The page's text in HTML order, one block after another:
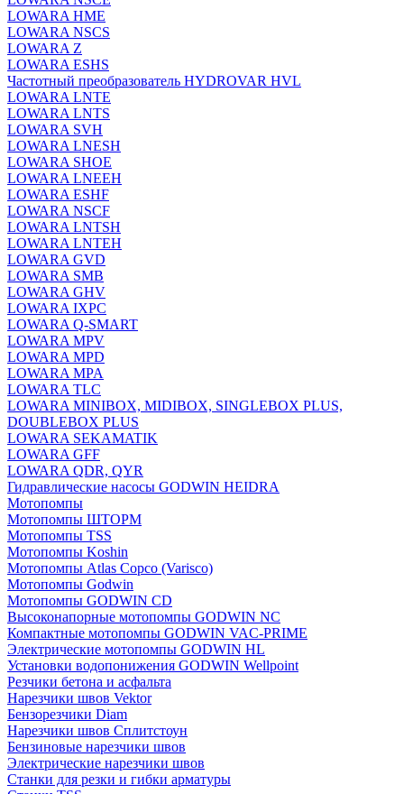
LOWARA HME
LOWARA NSCS
LOWARA Z
LOWARA ESHS
Частотный преобразователь HYDROVAR HVL
LOWARA LNTE
LOWARA LNTS
LOWARA SVH
LOWARA LNESH
LOWARA SHOE
LOWARA LNEEH
LOWARA ESHF
LOWARA NSCF
LOWARA LNTSH
LOWARA LNTEH
LOWARA GVD
LOWARA SMB
LOWARA GHV
LOWARA IXPС
LOWARA Q-SMART
LOWARA MPV
LOWARA MPD
LOWARA MPA
LOWARA TLC
LOWARA MINIBOX, MIDIBOX, SINGLEBOX PLUS,
DOUBLEBOX PLUS
LOWARA SEKAMATIK
LOWARA GFF
LOWARA QDR, QYR
Гидравлические насосы GODWIN HEIDRA
Мотопомпы
Мотопомпы ШТОРМ
Мотопомпы TSS
Мотопомпы Koshin
Мотопомпы Atlas Copco (Varisco)
Мотопомпы Godwin
Мотопомпы GODWIN CD
Высоконапорные мотопомпы GODWIN NC
Компактные мотопомпы GODWIN VAC-PRIME
Электрические мотопомпы GODWIN HL
Установки водопонижения GODWIN Wellpoint
Резчики бетона и асфальта
Нарезчики швов Vektor
Бензорезчики Diam
Нарезчики швов Сплитстоун
Бензиновые нарезчики швов
Электрические нарезчики швов
Станки для резки и гибки арматуры